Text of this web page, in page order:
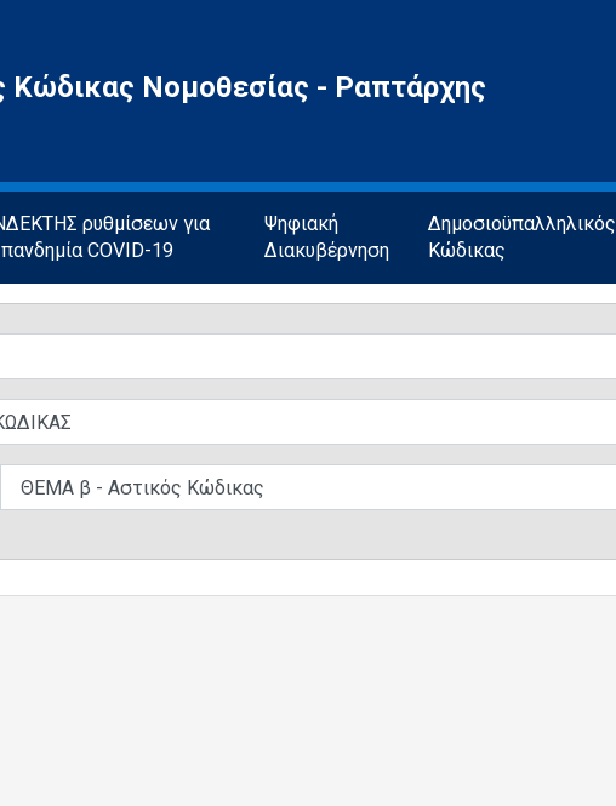
Κώδικας Νομοθεσίας - Ραπτάρχης
ρυθμίσεων για
COVID-19
Ψηφιακή
Διακυβέρνηση
Δημοσιοϋπαλληλικός
Κώδικας